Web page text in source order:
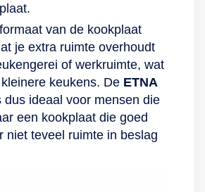
van de kookplaat
je extra ruimte overhoudt
of werkruimte, wat
keukens. De ETNA
dus ideaal voor mensen die
een kookplaat die goed
niet teveel ruimte in beslag